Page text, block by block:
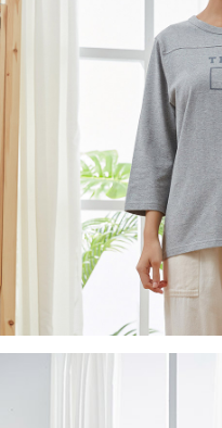
是否繳費成功／繳費後需取消欲
https://
１．透過由恩沛科技股份有限公
易，需依本服務之必要範圍內提
權轉讓予恩沛科技股份有限公司。
２．關於個人資料處理事宜，請
https://aftee.tw/terms/#terms3
３．未成年的使用者請事先徵得
「AFTEE先享後付」，若未經同
４．使用「AFTEE先享後付」時
時審查核予不同之上限額度；若
請求用戶進行身份認證。
５．嚴禁一人註冊多個帳號或使
恩沛科技股份有限公司將有權停
每筆NT$60，滿NT$2,000(含
黑貓宅急便(包裹尺寸60cm以
每筆NT$100，滿NT$2,000(
黑貓宅急便(包裹尺寸90cm以
每筆NT$140，滿NT$2,000(